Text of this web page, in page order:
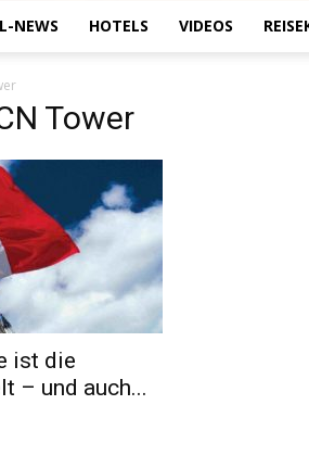
NEWS HOTELS VIDEOS
Tower
ist die
– und auch...